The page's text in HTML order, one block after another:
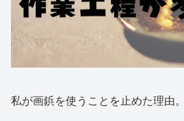
私が画鋲を使うことを止めた理由。